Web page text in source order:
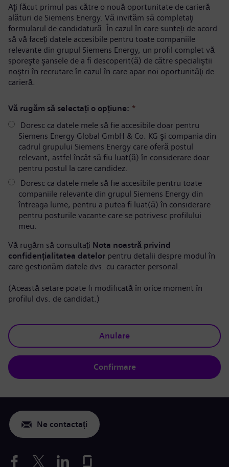
Aţi făcut primul pas către o nouă oportunitate de carieră
alături de Siemens Energy. Vă invităm să completaţi
formularul de candidatură. În cazul în care sunteți de acord
să vă faceți datele accesibile pentru toate companiile
relevante din grupul Siemens Energy, un profil complet vă
sporeşte şansele de a fi descoperit(ă) de către specialiştii
noştri în recrutare în cazul în care apar noi oportunităţi de
carieră.
Vă rugăm să selectați o opțiune: *
Doresc ca datele mele să fie accesibile doar pentru
Siemens Energy Global GmbH & Co. KG şi compania din
cadrul grupului Siemens Energy care oferă postul
relevant, astfel încât să fiu luat(ă) în considerare doar
pentru postul la care candidez.
Doresc ca datele mele să fie accesibile pentru toate
companiile relevante din grupul Siemens Energy din
întreaga lume, pentru a putea fi luat(ă) în considerare
pentru posturile vacante care se potrivesc profilului
meu.
Vă rugăm să consultați Nota noastră privind
confidențialitatea datelor pentru detalii despre modul în
care gestionăm datele dvs. cu caracter personal.
(Această setare poate fi modificată în orice moment în
profilul dvs. de candidat.)
Anulare
Confirmare
Ne contactați